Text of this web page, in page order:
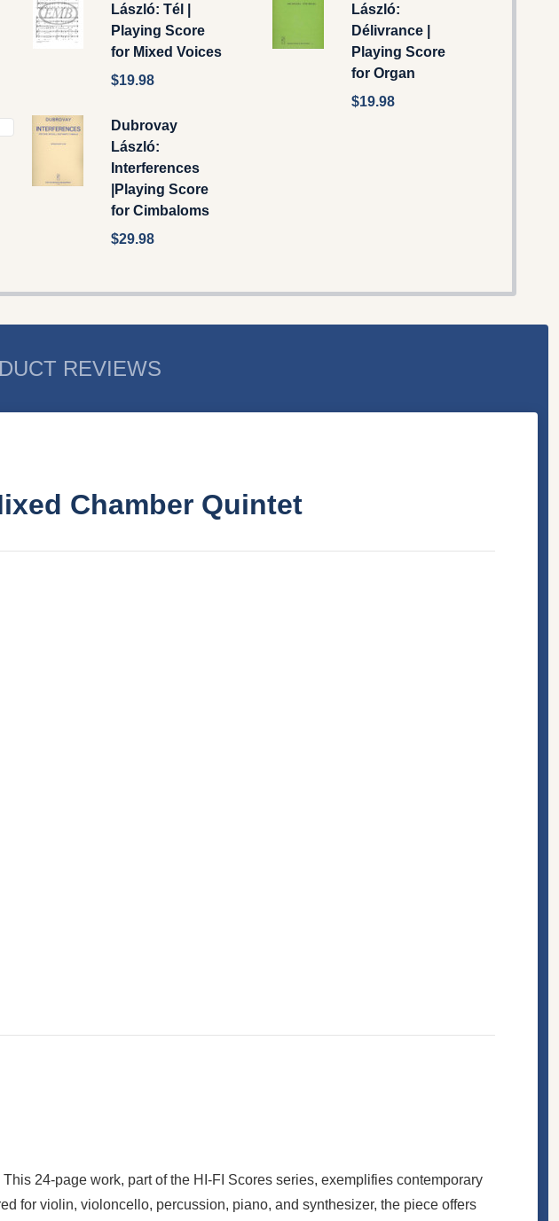
László: Tél |
Playing Score
for Mixed Voices
$19.98
László:
Délivrance |
Playing Score
for Organ
$19.98
Dubrovay
László:
Interferences
|Playing Score
for Cimbaloms
$29.98
REVIEWS
Chamber Quintet
24-page work, part of the HI-FI Scores series, exemplifies contemporary
for violin, violoncello, percussion, piano, and synthesizer, the piece offers